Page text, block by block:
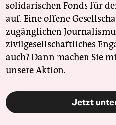
solidarischen Fonds für
auf. Eine offene
zugänglichen
zivilgesellschaftliches
auch? Dann machen Sie
unsere Aktion.
Jetzt